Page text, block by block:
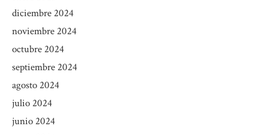
diciembre 2024
noviembre 2024
octubre 2024
septiembre 2024
agosto 2024
julio 2024
junio 2024